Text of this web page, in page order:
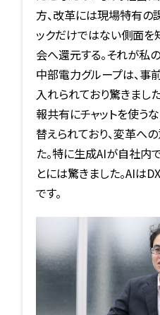
方、改革には現場特有の
ックだけではない側面を
会へ還元する。それが私
中部電力グループは、事
入れられており驚きまし
報共有にチャットを使う
替えられており、変革へ
た。特に生成AIが自社内
とには驚きました。AIは
です。